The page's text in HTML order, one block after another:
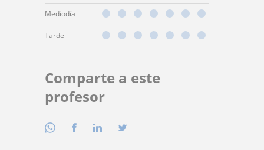
Mediodía
Tarde
Comparte a este
profesor